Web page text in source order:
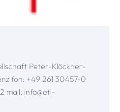
Peter-Klöckner-
fon: +49 261 30457-0
mail: info@etl-